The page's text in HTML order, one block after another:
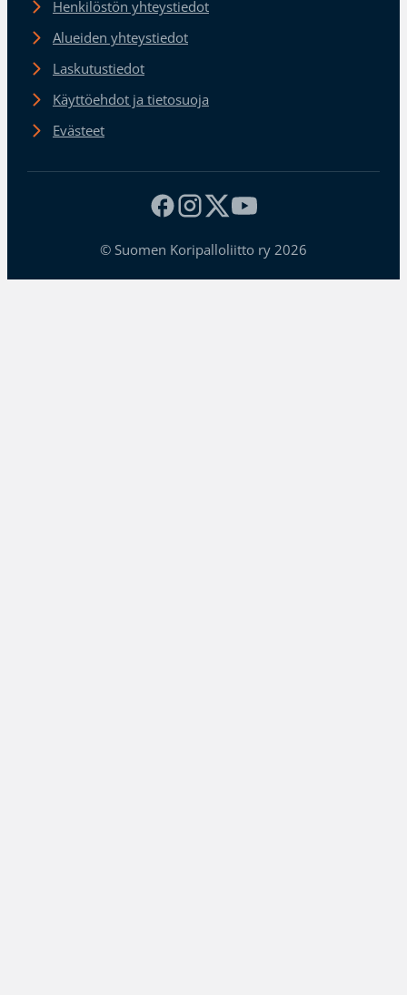
Henkilöstön yhteystiedot
Alueiden yhteystiedot
Laskutustiedot
Käyttöehdot ja tietosuoja
Evästeet
© Suomen Koripalloliitto ry 2026